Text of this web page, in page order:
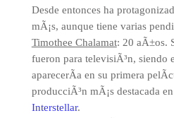
Desde entonces ha
mÃ¡s, aunque tiene varias
Timothee Chalamat: 20 aÃ±os.
fueron para televisiÃ³n, siendo
aparecerÃ­a en su primera
producciÃ³n mÃ¡s destacada
Interstellar.